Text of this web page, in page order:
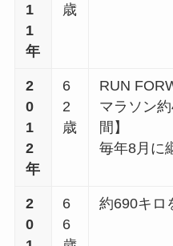
1
1
年
歳
2
0
1
2
年
6
2
歳
RUN
マラソン
間】
毎年8月に
2
0
6
6
約690キロ